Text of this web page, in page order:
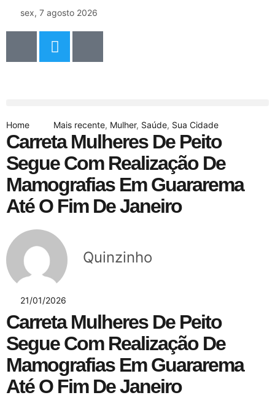
sex, 7 agosto 2026
Home Mais recente, Mulher, Saúde, Sua Cidade
Carreta Mulheres De Peito
Segue Com Realização De
Mamografias Em Guararema
Até O Fim De Janeiro
Quinzinho
21/01/2026
Carreta Mulheres De Peito
Segue Com Realização De
Mamografias Em Guararema
Até O Fim De Janeiro